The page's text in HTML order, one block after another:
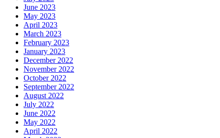
June 2023
May 2023
April 2023
March 2023
February 2023
January 2023
December 2022
November 2022
October 2022
September 2022
August 2022
July 2022
June 2022
May 2022
April 2022